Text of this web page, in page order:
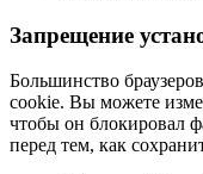
Запрещение
Большинство
cookie. Вы можете
чтобы он блокировал
перед тем, как